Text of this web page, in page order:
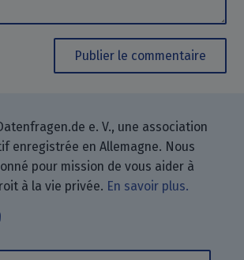
Publier le commentaire
e. V., une association
enregistrée en Allemagne. Nous
pour mission de vous aider à
à la vie privée. En savoir plus.
vous à notre blog en
trouver sur GitHub.
avec nous via Matrix.